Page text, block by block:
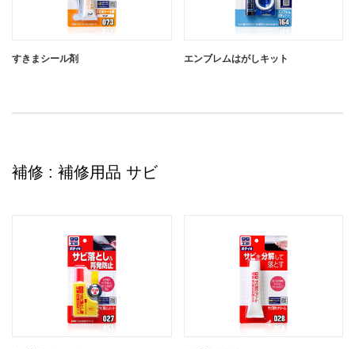
すきまシール剤 エンブレムはがしキット
補修 : 補修用品 サビ